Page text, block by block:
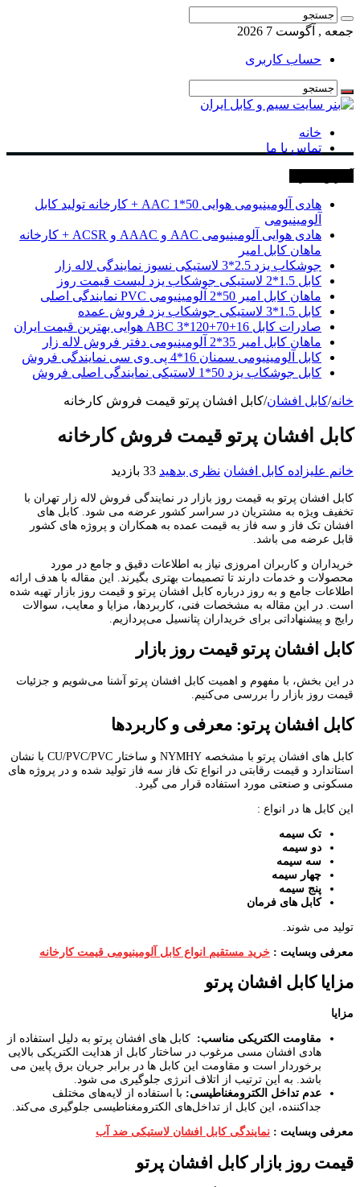
جمعه , آگوست 7 2026
حساب کاربری
خانه
تماس با ما
هادی آلومینیومی هوایی 50*1 AAC + کارخانه تولید کابل
آلومینیومی
هادی هوایی آلومینیومی AAC و AAAC و ACSR + کارخانه
ماهان کابل امیر
جوشکاب یزد 2.5*3 لاستیکی نسوز نمایندگی لاله زار
کابل 1.5*2 لاستیکی جوشکاب یزد لیست قیمت روز
ماهان کابل امیر 50*2 آلومینیومی PVC نمایندگی اصلی
کابل 1.5*3 لاستیکی جوشکاب یزد فروش عمده
صادرات کابل 16+70+120*3 ABC هوایی بهترین قیمت ایران
ماهان کابل امیر 35*2 آلومینیومی دفتر فروش لاله زار
کابل آلومینیومی سمنان 16*4 پی وی سی نمایندگی فروش
کابل جوشکاب یزد 50*1 لاستیکی نمایندگی اصلی فروش
خانه/کابل افشان/کابل افشان پرتو قیمت فروش کارخانه
کابل افشان پرتو قیمت فروش کارخانه
خانم علیزاده کابل افشان نظری بدهید 33 بازدید
کابل افشان پرتو به قیمت روز بازار در نمایندگی فروش لاله زار تهران با
تخفیف ویژه به مشتریان در سراسر کشور عرضه می شود. کابل های
افشان تک فاز و سه فاز به قیمت عمده به همکاران و پروژه های کشور
قابل عرضه می باشد.
خریداران و کاربران امروزی نیاز به اطلاعات دقیق و جامع در مورد
محصولات و خدمات دارند تا تصمیمات بهتری بگیرند. این مقاله با هدف ارائه
اطلاعات جامع و به ‌روز درباره کابل افشان پرتو و قیمت روز بازار تهیه شده
است. در این مقاله به مشخصات فنی، کاربردها، مزایا و معایب، سوالات
رایج و پیشنهاداتی برای خریداران پتانسیل می‌پردازیم.
کابل افشان پرتو قیمت روز بازار
در این بخش، با مفهوم و اهمیت کابل افشان پرتو آشنا می‌شویم و جزئیات
قیمت روز بازار را بررسی می‌کنیم.
کابل افشان پرتو: معرفی و کاربردها
کابل های افشان پرتو با مشخصه NYMHY و ساختار CU/PVC/PVC با نشان
استاندارد و قیمت رقابتی در انواع تک فاز سه فاز تولید شده و در پروژه های
مسکونی و صنعتی مورد استفاده قرار می گیرد.
این کابل ها در انواع :
تک سیمه
دو سیمه
سه سیمه
چهار سیمه
پنج سیمه
کابل های فرمان
تولید می شوند.
معرفی وبسایت : خرید مستقیم انواع کابل آلومینیومی قیمت کارخانه
مزایا کابل افشان پرتو
مزایا
مقاومت الکتریکی مناسب: کابل های افشان پرتو به دلیل استفاده از
هادی افشان مسی مرغوب در ساختار کابل از هدایت الکتریکی بالایی
برخوردار است و مقاومت این کابل ها در برابر جریان برق پایین می
باشد. به این ترتیب از اتلاف انرژی جلوگیری می شود.
عدم تداخل الکترومغناطیسی: با استفاده از لایه‌های مختلف
جداکننده، این کابل از تداخل‌های الکترومغناطیسی جلوگیری می‌کند.
معرفی وبسایت : نمایندگی کابل افشان لاستیکی ضد آب
قیمت روز بازار کابل افشان پرتو